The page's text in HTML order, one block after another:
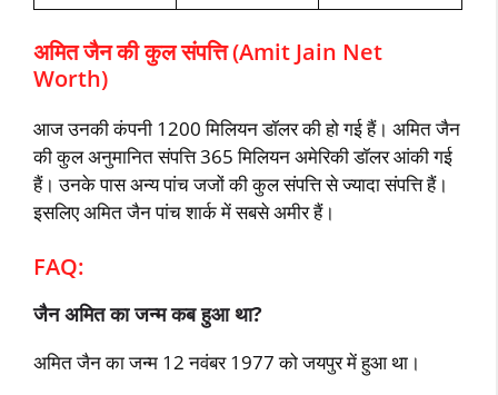
अमित जैन की कुल संपत्ति (Amit Jain Net
Worth)
आज उनकी कंपनी 1200 मिलियन डॉलर की हो गई हैं। अमित जैन
की कुल अनुमानित संपत्ति 365 मिलियन अमेरिकी डॉलर आंकी गई
हैं। उनके पास अन्‍य पांच जजों की कुल संपत्ति से ज्‍यादा संपत्ति हैं।
इसलिए अमित जैन पांच शार्क में सबसे अमीर हैं।
FAQ:
जैन अमित का जन्‍म कब हुआ था?
अमित जैन का जन्‍म 12 नवंबर 1977 को जयपुर में हुआ था।